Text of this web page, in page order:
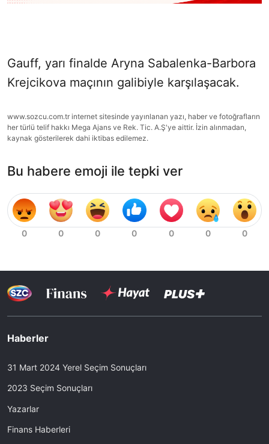
Gauff, yarı finalde Aryna Sabalenka-Barbora
Krejcikova maçının galibiyle karşılaşacak.
www.sozcu.com.tr internet sitesinde yayınlanan yazı, haber ve fotoğrafların
her türlü telif hakkı Mega Ajans ve Rek. Tic. A.Ş'ye aittir. İzin alınmadan,
kaynak gösterilerek dahi iktibas edilemez.
Bu habere emoji ile tepki ver
Haberler
31 Mart 2024 Yerel Seçim Sonuçları
2023 Seçim Sonuçları
Yazarlar
Finans Haberleri